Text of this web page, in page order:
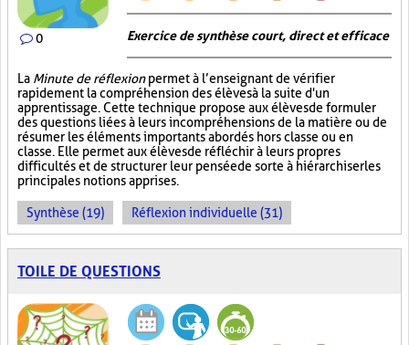
0 Exercice de synthèse court, direct et efficace
La Minute de réflexionpermet à l’enseignant de vérifier
rapidement la compréhension des élèves à la suite d'un
apprentissage. Cette technique propose aux élèves de formuler
des questions liées à leurs incompréhensions de la matière ou de
résumer les éléments importants abordés hors classe ou en
classe. Elle permet aux élèves de réfléchir à leurs propres
difficultés et de structurer leur pensée de sorte à hiérarchiser les
principales notions apprises.
Synthèse (19) Réflexion individuelle (31)
TOILE DE QUESTIONS